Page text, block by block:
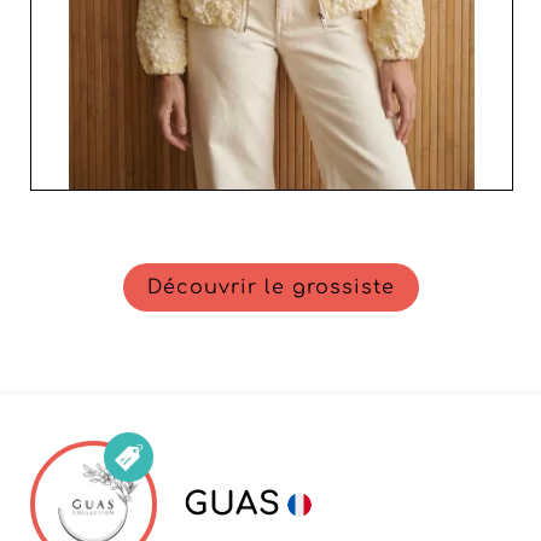
valeur et dynamisez votre stratégie de vente avec des
vêtements qui captivent et séduisent. Élevez votre
entreprise au niveau supérieur avec PEPOUZ, votre
interlocuteur privilégié dans le monde de la mode
Découvrir le grossiste
GUAS